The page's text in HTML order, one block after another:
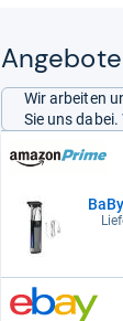
Angebote
Wir arbeiten
Sie uns